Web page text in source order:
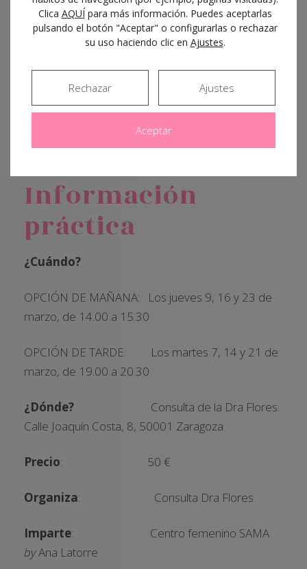
¿Qué te
ofrecemos?
Tres sesiones deformación prácticacon
Seguimiento personalizado
Información
práctica
¿Cuándo?
OPCIÓN DE MAÑANA: Los jueves 9, 16 y 23 de
marzo, de 14.00 a 15.30
OPCIÓN DE TARDE: Los martes 7, 14 y 21 de
marzo, de 19.00 a 20.30
¿Dónde? Consulta de la Dra Flores.
Calle Joaquín Costa, 8, 50001 Zaragoza
Precio: 50 €
Organiza: Consulta Dra Flores
Imparte: Centro femenino SAMA
byAna Latorre
Clica AQUÍpara más información. Puedes aceptarlas
pulsando el botón "Aceptar" o configurarlas o rechazar
su uso haciendo clic en Ajustes.
Aceptar
Rechazar Ajustes